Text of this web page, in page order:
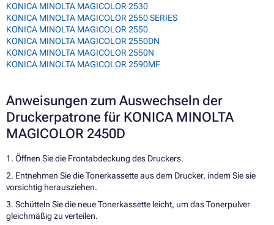
KONICA MINOLTA MAGICOLOR 2530
KONICA MINOLTA MAGICOLOR 2550 SERIES
KONICA MINOLTA MAGICOLOR 2550
KONICA MINOLTA MAGICOLOR 2550DN
KONICA MINOLTA MAGICOLOR 2550N
KONICA MINOLTA MAGICOLOR 2590MF
Anweisungen zum Auswechseln der
Druckerpatrone für KONICA MINOLTA
MAGICOLOR 2450D
1. Öffnen Sie die Frontabdeckung des Druckers.
2. Entnehmen Sie die Tonerkassette aus dem Drucker, indem Sie sie
vorsichtig herausziehen.
3. Schütteln Sie die neue Tonerkassette leicht, um das Tonerpulver
gleichmäßig zu verteilen.